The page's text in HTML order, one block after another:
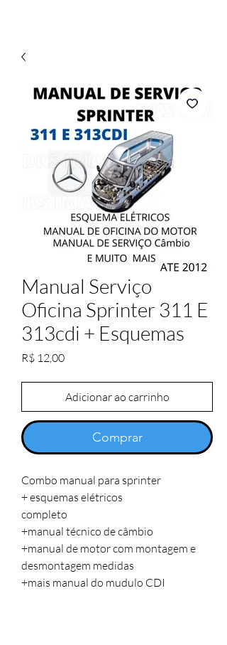
Manual Serviço
Oficina Sprinter 311 E
313cdi + Esquemas
R$ 12,00Preço
Adicionar ao carrinho
Comprar
Combo manual para sprinter
+ esquemas elétricos
completo
+manual técnico de câmbio
+manual de motor com montagem e
desmontagem medidas
+mais manual do mudulo CDI